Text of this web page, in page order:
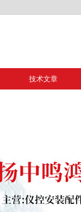
技术文章